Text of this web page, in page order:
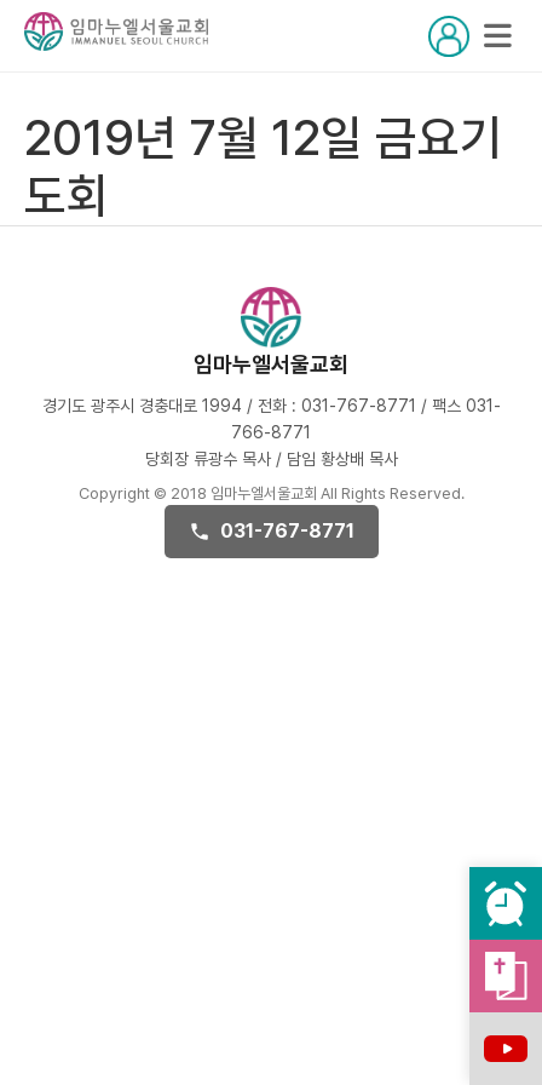
2019년 7월 12일 금요기
도회
임마누엘서울교회
경기도 광주시 경충대로 1994 / 전화 : 031-767-8771 / 팩스 031-
766-8771
당회장 류광수 목사 / 담임 황상배 목사
Copyright © 2018 임마누엘서울교회 All Rights Reserved.
031-767-8771